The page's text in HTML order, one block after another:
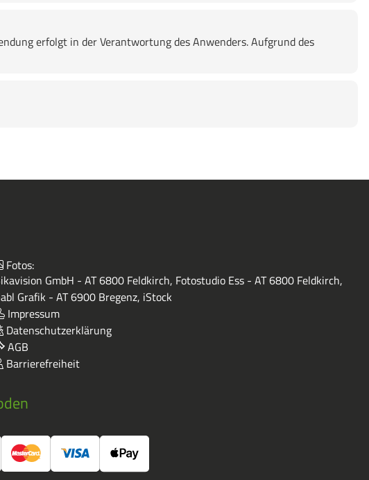
erfolgt in der Verantwortung des Anwenders. Aufgrund des
Fotos:
GmbH - AT 6800 Feldkirch, Fotostudio Ess - AT 6800 Feldkirch,
Grafik - AT 6900 Bregenz, iStock
Impressum
Datenschutzerklärung
AGB
Barrierefreiheit